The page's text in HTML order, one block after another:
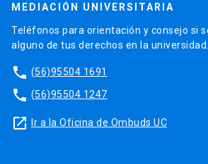
MEDIACIÓN UNIVERSITARIA
Teléfonos para orientación y consejo si
alguno de tus derechos en la universidad.
phone (56)95504 1691
phone (56)95504 1247
launch Ir a la Oficina de Ombuds UC